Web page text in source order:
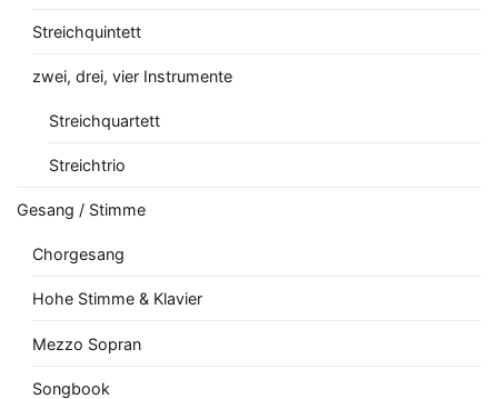
Streichquintett
zwei, drei, vier Instrumente
Streichquartett
Streichtrio
Gesang / Stimme
Chorgesang
Hohe Stimme & Klavier
Mezzo Sopran
Songbook